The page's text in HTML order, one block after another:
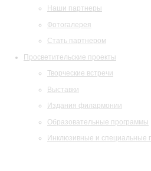
Наши партнеры
Фотогалерея
Стать партнером
Просветительские проекты
Творческие встречи
Выставки
Издания филармонии
Образовательные программы
Инклюзивные и специальные